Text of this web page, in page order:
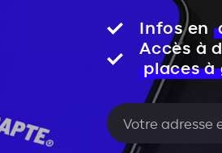
Infos en
Accès à
places à